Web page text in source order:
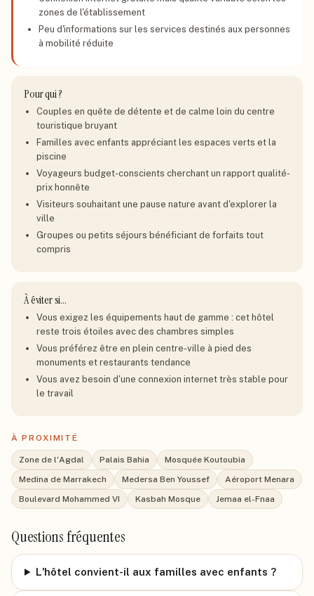
zones de l'établissement
Peu d'informations sur les services destinés aux personnes
à mobilité réduite
Pour qui ?
Couples en quête de détente et de calme loin du centre
touristique bruyant
Familles avec enfants appréciant les espaces verts et la
piscine
Voyageurs budget-conscients cherchant un rapport qualité-
prix honnête
Visiteurs souhaitant une pause nature avant d'explorer la
ville
Groupes ou petits séjours bénéficiant de forfaits tout
compris
À éviter si…
Vous exigez les équipements haut de gamme : cet hôtel
reste trois étoiles avec des chambres simples
Vous préférez être en plein centre-ville à pied des
monuments et restaurants tendance
Vous avez besoin d'une connexion internet très stable pour
le travail
À PROXIMITÉ
Zone de l'Agdal Palais Bahia
Mosquée Koutoubia
Medina de Marrakech
Medersa Ben Youssef
Aéroport Menara
Boulevard Mohammed VI
Kasbah Mosque Jemaa el-Fnaa
Questions fréquentes
L'hôtel convient-il aux familles avec enfants ?